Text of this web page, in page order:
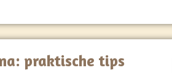
praktische tips